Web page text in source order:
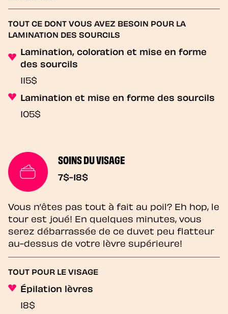
TOUT CE DONT VOUS AVEZ BESOIN POUR LA
LAMINATION DES SOURCILS
Lamination, coloration et mise en forme
des sourcils
115$
Lamination et mise en forme des sourcils
105$
SOINS DU VISAGE
7$-18$
Vous n’êtes pas tout à fait au poil? Eh hop, le
tour est joué! En quelques minutes, vous
serez débarrassée de ce duvet peu flatteur
au-dessus de votre lèvre supérieure!
TOUT POUR LE VISAGE
Épilation lèvres
18$